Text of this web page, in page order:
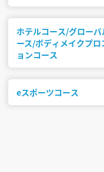
修業年限
ホテルコース/グロー
ース/ボディメイクプ
ョンコース
修業年限
eスポーツコース